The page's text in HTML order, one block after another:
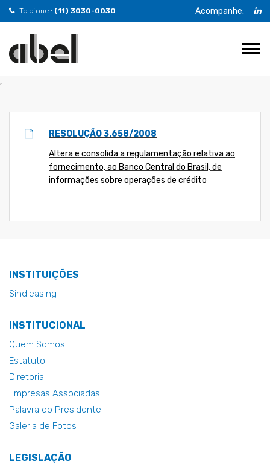
,
Telefone.: (11) 3030-0030 Acompanhe:
RESOLUÇÃO 3.658/2008
Altera e consolida a regulamentação relativa ao
fornecimento, ao Banco Central do Brasil, de
informações sobre operações de crédito
INSTITUIÇÕES
Sindleasing
INSTITUCIONAL
Quem Somos
Estatuto
Diretoria
Empresas Associadas
Palavra do Presidente
Galeria de Fotos
LEGISLAÇÃO